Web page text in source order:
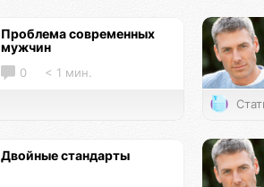
Проблема современных
мужчин
0 < 1 мин.
Двойные стандарты